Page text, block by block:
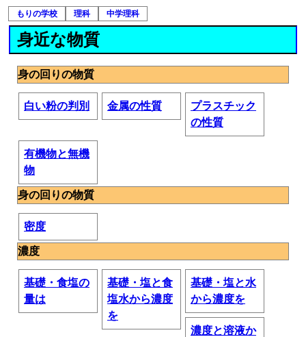
もりの学校 理科 中学理科
身近な物質
身の回りの物質
白い粉の判別 金属の性質
プラスチック
の性質
有機物と無機
物
身の回りの物質
密度
濃度
基礎・食塩の
量は
基礎・塩と食
塩水から濃度
を
基礎・塩と水
から濃度を
濃度と溶液か